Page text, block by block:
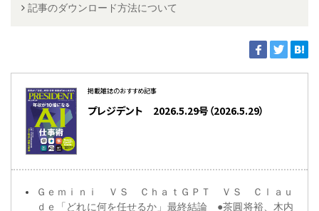
記事のダウンロード方法について
掲載雑誌のおすすめ記事
プレジデント 2026.5.29号（2026.5.29）
Ｇｅｍｉｎｉ ＶＳ ＣｈａｔＧＰＴ ＶＳ Ｃｌａｕ
ｄｅ「どれに何を任せるか」最終結論 ●茶圓将裕、木内